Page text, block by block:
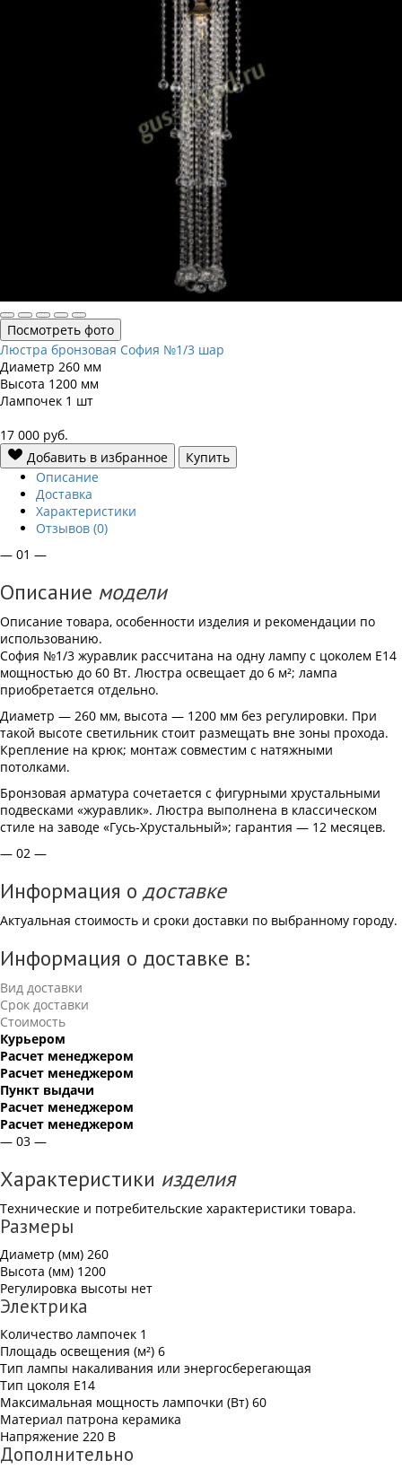
Посмотреть фото
Люстра бронзовая София №1/3 шар
Диаметр 260 мм
Высота 1200 мм
Лампочек 1 шт
17 000 руб.
Добавить в избранное
Купить
Описание
Доставка
Характеристики
Отзывов (0)
— 01 —
Описание модели
Описание товара, особенности изделия и рекомендации по
использованию.
София №1/3 журавлик рассчитана на одну лампу с цоколем Е14
мощностью до 60 Вт. Люстра освещает до 6 м²; лампа
приобретается отдельно.
Диаметр — 260 мм, высота — 1200 мм без регулировки. При
такой высоте светильник стоит размещать вне зоны прохода.
Крепление на крюк; монтаж совместим с натяжными
потолками.
Бронзовая арматура сочетается с фигурными хрустальными
подвесками «журавлик». Люстра выполнена в классическом
стиле на заводе «Гусь-Хрустальный»; гарантия — 12 месяцев.
— 02 —
Информация о доставке
Актуальная стоимость и сроки доставки по выбранному городу.
Информация о доставке в:
Вид доставки
Срок доставки
Стоимость
Курьером
Расчет менеджером
Расчет менеджером
Пункт выдачи
Расчет менеджером
Расчет менеджером
— 03 —
Характеристики изделия
Технические и потребительские характеристики товара.
Размеры
Диаметр (мм) 260
Высота (мм) 1200
Регулировка высоты нет
Электрика
Количество лампочек 1
Площадь освещения (м²) 6
Тип лампы накаливания или энергосберегающая
Тип цоколя Е14
Максимальная мощность лампочки (Вт) 60
Материал патрона керамика
Напряжение 220 В
Дополнительно